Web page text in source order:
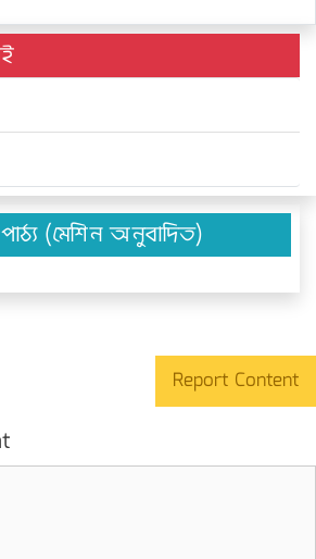
(মেশিন অনুবাদিত)
Report Content